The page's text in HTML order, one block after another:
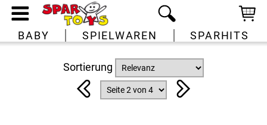
BABY SPIELWAREN SPARHITS
Sortierung